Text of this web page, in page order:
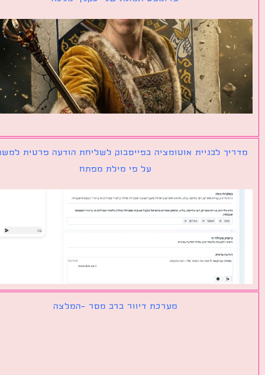
לבניית אוטומציה בפייסבוק לשליחת הודעה פרטית למשתמש
על פי מילת מפתח
מערכת דיוור ברב מסר -המלצה